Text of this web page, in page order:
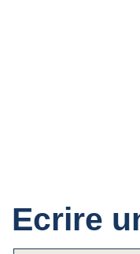
Ecrire